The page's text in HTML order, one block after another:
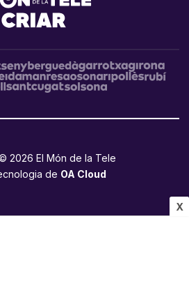
X
2026 El Món de la Tele
de OA Cloud